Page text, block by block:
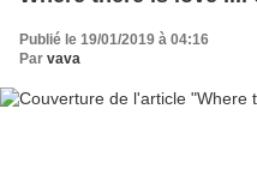
Publié le 19/01/2019 à 04:16
Par vava